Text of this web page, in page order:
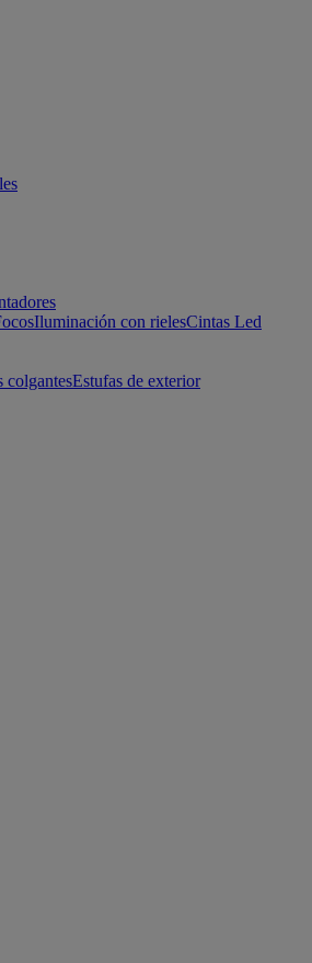
Iluminación con rielesCintas Led
colgantesEstufas de exterior